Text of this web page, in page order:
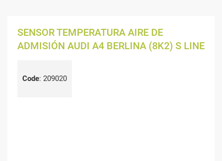
SENSOR TEMPERATURA AIRE DE
ADMISIÓN AUDI A4 BERLINA (8K2) S LINE
Code: 209020